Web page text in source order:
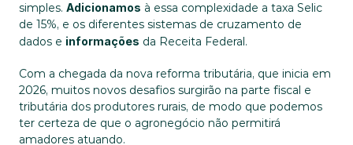
simples. Adicionamos à essa complexidade a taxa Selic
de 15%, e os diferentes sistemas de cruzamento de
dados e informações da Receita Federal.
Com a chegada da nova reforma tributária, que inicia em
2026, muitos novos desafios surgirão na parte fiscal e
tributária dos produtores rurais, de modo que podemos
ter certeza de que o agronegócio não permitirá
amadores atuando.